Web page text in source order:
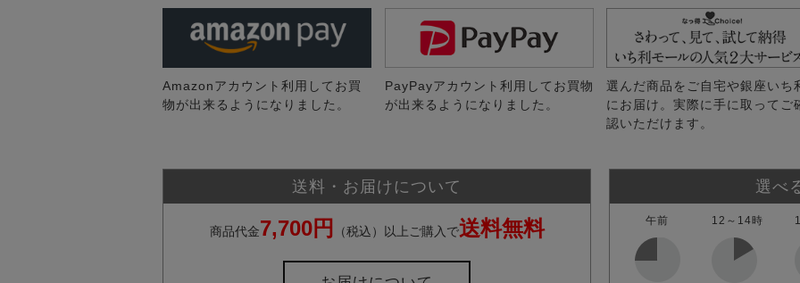
Amazonアカウント利用してお買
物が出来るようになりました。
PayPayアカウント利用してお買物
が出来るようになりました。
選んだ商品をご自宅や銀座いち
にお届け。実際に手に取ってご
認いただけます。
送料・お届けについて
商品代金7,700円 （税込）以上ご購入で送料無料
選べ
午前 12～14時